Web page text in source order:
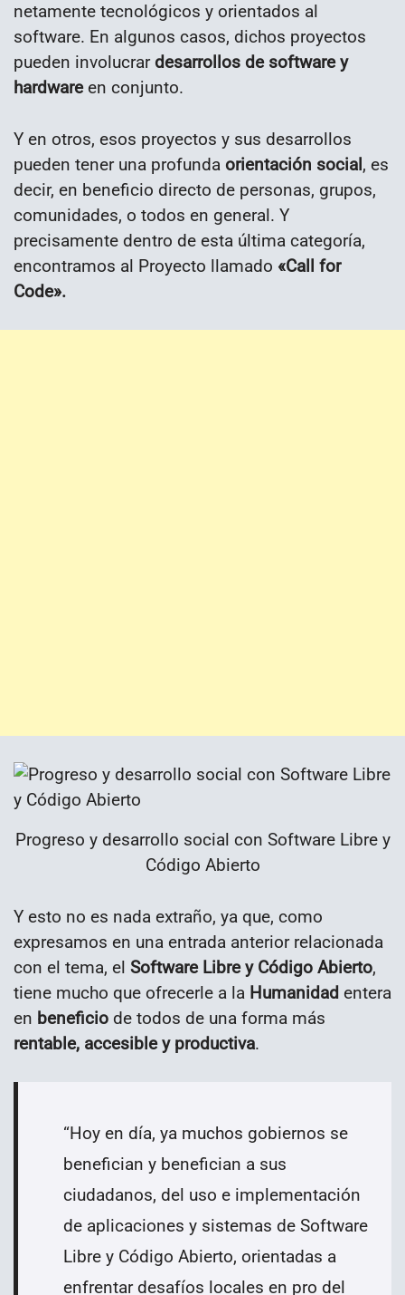
netamente tecnológicos y orientados al
software. En algunos casos, dichos proyectos
pueden involucrar desarrollos de software y
hardwareen conjunto.
Y en otros, esos proyectos y sus desarrollos
pueden tener una profunda orientación social, es
decir, en beneficio directo de personas, grupos,
comunidades, o todos en general. Y
precisamente dentro de esta última categoría,
encontramos al Proyecto llamado «Call for
Code».
Progreso y desarrollo social con Software Libre y
Código Abierto
Y esto no es nada extraño, ya que, como
expresamos en una entrada anterior relacionada
con el tema, el Software Libre y Código Abierto,
tiene mucho que ofrecerle a la Humanidad entera
en beneficio de todos de una forma más
rentable, accesible y productiva.
“Hoy en día, ya muchos gobiernos se
benefician y benefician a sus
ciudadanos, del uso e implementación
de aplicaciones y sistemas de Software
Libre y Código Abierto, orientadas a
enfrentar desafíos locales en pro del